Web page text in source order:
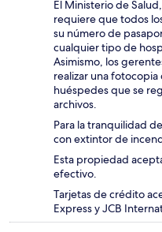
El Ministerio de
requiere que todos
su número de
cualquier tipo de
Asimismo, los
realizar una
huéspedes que se
archivos.
Para la tranquilidad
con extintor de
Esta propiedad
efectivo.
Tarjetas de crédito
Express y JCB